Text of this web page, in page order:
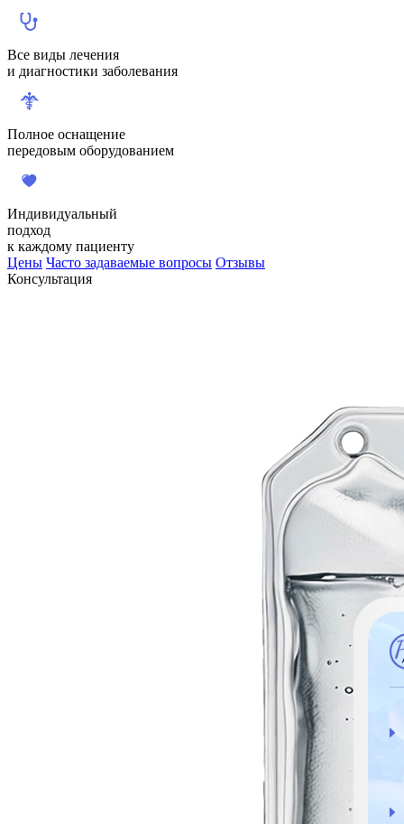
Все виды лечения
и диагностики заболевания
Полное оснащение
передовым оборудованием
Индивидуальный
подход
к каждому пациенту
Цены Часто задаваемые вопросы Отзывы
Консультация